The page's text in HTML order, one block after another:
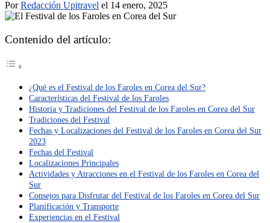
PorRedacción Upitravel el 14 enero, 2025
Contenido del artículo:
¿Qué es el Festival de los Faroles en Corea del Sur?
Características del Festival de los Faroles
Historia y Tradiciones del Festival de los Faroles en Corea del Sur
Tradiciones del Festival
Fechas y Localizaciones del Festival de los Faroles en Corea del Sur
2023
Fechas del Festival
Localizaciones Principales
Actividades y Atracciones en el Festival de los Faroles en Corea del
Sur
Consejos para Disfrutar del Festival de los Faroles en Corea del Sur
Planificación y Transporte
Experiencias en el Festival